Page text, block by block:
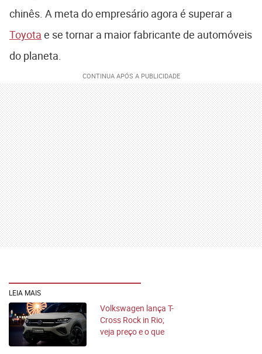
chinês. A meta do empresário agora é superar a
Toyota e se tornar a maior fabricante de automóveis
do planeta.
LEIA MAIS
Volkswagen lança T-
Cross Rock in Rio;
veja preço e o que